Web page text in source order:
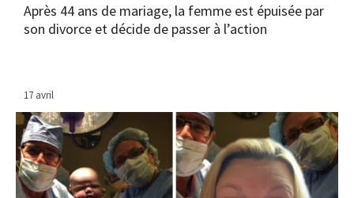
Après 44 ans de mariage, la femme est épuisée par
son divorce et décide de passer à l’action
17 avril